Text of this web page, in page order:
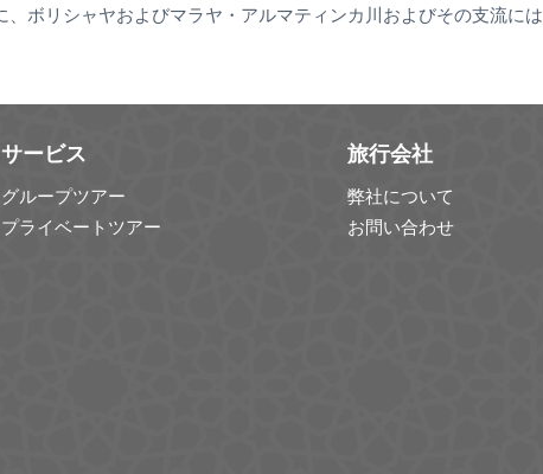
ボリシャヤおよびマラヤ・アルマティンカ川およびその支流には
サービス
グループツアー
プライベートツアー
旅行会社
弊社について
お問い合わせ